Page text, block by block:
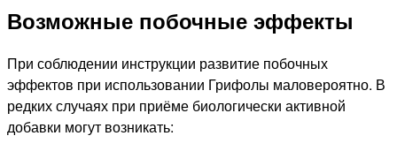
Возможные побочные эффекты
При соблюдении инструкции развитие побочных
эффектов при использовании Грифолы маловероятно. В
редких случаях при приёме биологически активной
добавки могут возникать: